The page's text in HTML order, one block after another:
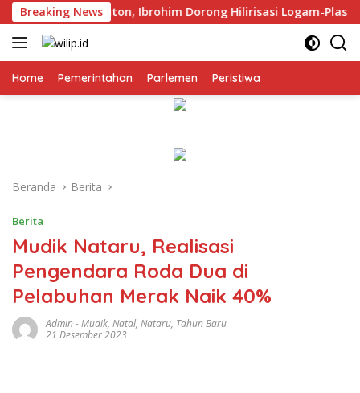
Langsung
ke
konten
Breaking News
Jadi Penonton, Ibrohim Dorong Hilirisasi Logam-Plastik
Home Pemerintahan Parlemen Peristiwa
Beranda Berita
Berita
Mudik Nataru, Realisasi
Pengendara Roda Dua di
Pelabuhan Merak Naik 40%
Admin-Mudik, Natal, Nataru, Tahun Baru
21 Desember 2023